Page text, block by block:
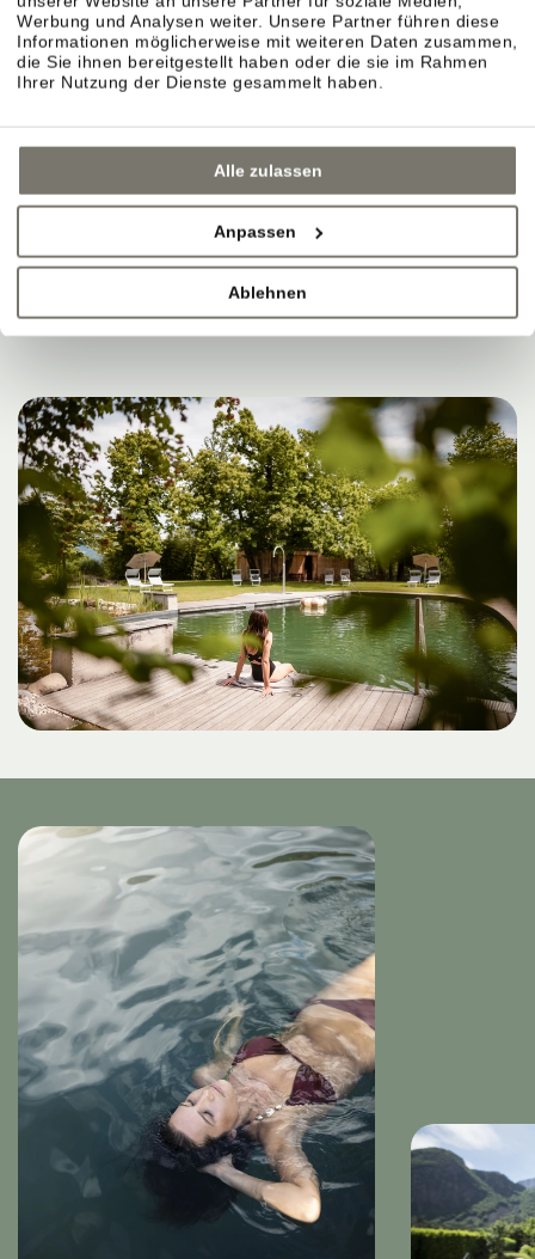
Werbung und Analysen weiter. Unsere Partner führen diese
Informationen möglicherweise mit weiteren Daten zusammen,
die Sie ihnen bereitgestellt haben oder die sie im Rahmen
Ihrer Nutzung der Dienste gesammelt haben.
Alle zulassen
Anpassen
Ablehnen
MANCHMAL REICHT DAS
AUS, UM SICH GUT ZU
FÜHLEN.
JETZT BUCHEN